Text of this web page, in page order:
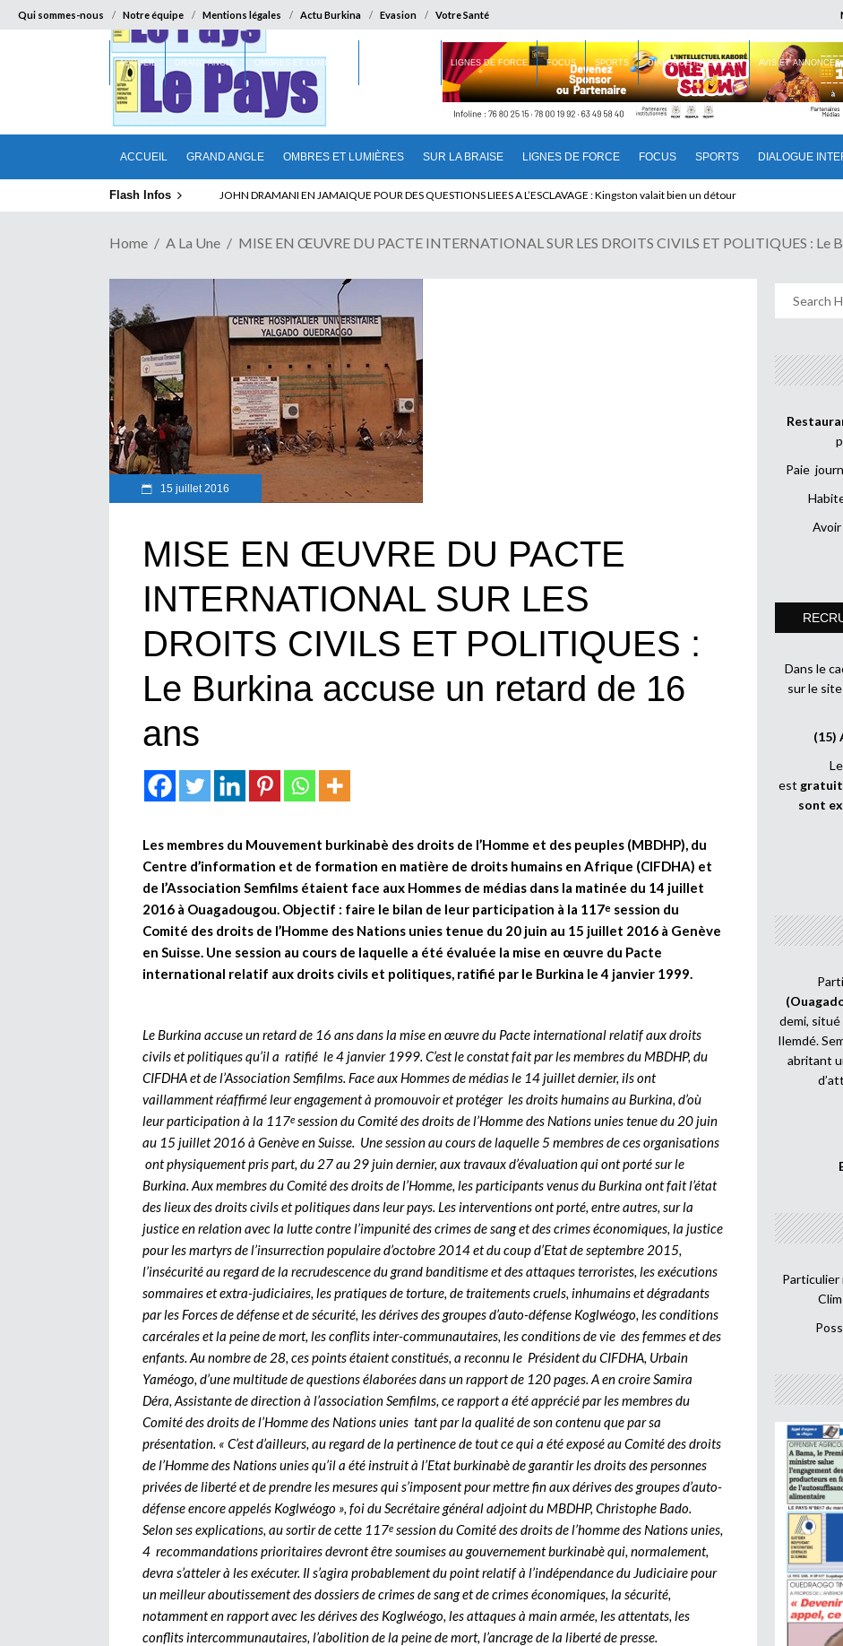
Qui sommes-nous Notre équipe Mentions légales Actu Burkina Evasion Votre Santé
ACCUEIL GRAND ANGLE OMBRES ET LUMIÈRES SUR LA BRAISE LIGNES DE FORCE FOCUS SPORTS DIALOGUE
ACCUEIL GRAND ANGLE OMBRES ET LUMIÈRES LIGNES DE FORCE FOCUS SPORTS DIALOGUE INTERIEUR AVIS ET ANNONCES
Flash Infos ELECTION DE TALON A LA TETE DU SENAT BENINOIS : Quand Patrice quitte le pouvoir sans partir !
Home A La Une MISE EN ŒUVRE DU PACTE INTERNATIONAL SUR LES DROITS CIVILS ET POLITIQUES : Le
15 juillet 2016
MISE EN ŒUVRE DU PACTE
INTERNATIONAL SUR LES
DROITS CIVILS ET POLITIQUES :
Le Burkina accuse un retard de 16
ans
Les membres du Mouvement burkinabè des droits de l’Homme et des peuples (MBDHP), du
Centre d’information et de formation en matière de droits humains en Afrique (CIFDHA) et
de l’Association Semfilms étaient face aux Hommes de médias dans la matinée du 14 juillet
2016 à Ouagadougou. Objectif : faire le bilan de leur participation à la 117e session du
Comité des droits de l’Homme des Nations unies tenue du 20 juin au 15 juillet 2016 à Genève
en Suisse. Une session au cours de laquelle a été évaluée la mise en œuvre du Pacte
international relatif aux droits civils et politiques, ratifié par le Burkina le 4 janvier 1999.
Le Burkina accuse un retard de 16 ans dans la mise en œuvre du Pacte international relatif aux droits
civils et politiques qu’il a ratifié le 4 janvier 1999. C’est le constat fait par les membres du MBDHP, du
CIFDHA et de l’Association Semfilms. Face aux Hommes de médias le 14 juillet dernier, ils ont
vaillamment réaffirmé leur engagement à promouvoir et protéger les droits humains au Burkina, d’où
leur participation à la 117e session du Comité des droits de l’Homme des Nations unies tenue du 20 juin
au 15 juillet 2016 à Genève en Suisse. Une session au cours de laquelle 5 membres de ces organisations
ont physiquement pris part, du 27 au 29 juin dernier, aux travaux d’évaluation qui ont porté sur le
Burkina. Aux membres du Comité des droits de l’Homme, les participants venus du Burkina ont fait l’état
des lieux des droits civils et politiques dans leur pays. Les interventions ont porté, entre autres, sur la
justice en relation avec la lutte contre l’impunité des crimes de sang et des crimes économiques, la justice
pour les martyrs de l’insurrection populaire d’octobre 2014 et du coup d’Etat de septembre 2015,
l’insécurité au regard de la recrudescence du grand banditisme et des attaques terroristes, les exécutions
sommaires et extra-judiciaires, les pratiques de torture, de traitements cruels, inhumains et dégradants
par les Forces de défense et de sécurité, les dérives des groupes d’auto-défense Koglwéogo, les conditions
carcérales et la peine de mort, les conflits inter-communautaires, les conditions de vie des femmes et des
enfants. Au nombre de 28, ces points étaient constitués, a reconnu le Président du CIFDHA, Urbain
Yaméogo, d’une multitude de questions élaborées dans un rapport de 120 pages. A en croire Samira
Déra, Assistante de direction à l’association Semfilms, ce rapport a été apprécié par les membres du
Comité des droits de l’Homme des Nations unies tant par la qualité de son contenu que par sa
présentation. « C’est d’ailleurs, au regard de la pertinence de tout ce qui a été exposé au Comité des droits
de l’Homme des Nations unies qu’il a été instruit à l’Etat burkinabè de garantir les droits des personnes
privées de liberté et de prendre les mesures qui s’imposent pour mettre fin aux dérives des groupes d’auto-
défense encore appelés Koglwéogo », foi du Secrétaire général adjoint du MBDHP, Christophe Bado.
Selon ses explications, au sortir de cette 117e session du Comité des droits de l’homme des Nations unies,
4 recommandations prioritaires devront être soumises au gouvernement burkinabè qui, normalement,
devra s’atteler à les exécuter. Il s’agira probablement du point relatif à l’indépendance du Judiciaire pour
un meilleur aboutissement des dossiers de crimes de sang et de crimes économiques, la sécurité,
notamment en rapport avec les dérives des Koglwéogo, les attaques à main armée, les attentats, les
conflits intercommunautaires, l’abolition de la peine de mort, l’ancrage de la liberté de presse.
Paie
Dans le
sur le
(15)
est gratuit
sont
demi, situé
Ilemdé.
abritant
Particulier